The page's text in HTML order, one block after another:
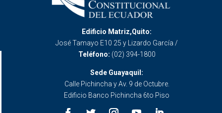
Edificio Matriz,Quito:
José Tamayo E10 25 y Lizardo García /
Teléfono: (02) 394-1800
Sede Guayaquil:
Calle Pichincha y Av. 9 de Octubre.
Edificio Banco Pichincha 6to Piso